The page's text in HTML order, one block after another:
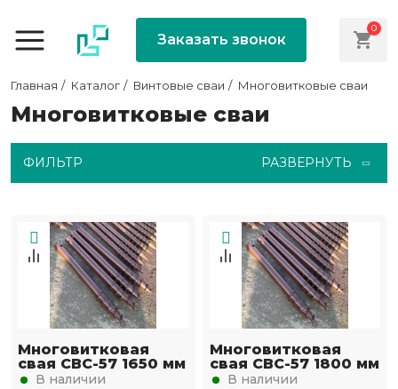
Заказать звонок
0
Главная Каталог Винтовые сваи Многовитковые сваи
Многовитковые сваи
ФИЛЬТР РАЗВЕРНУТЬ
Многовитковая
свая СВС-57 1650 мм
В наличии
Многовитковая
свая СВС-57 1800 мм
В наличии